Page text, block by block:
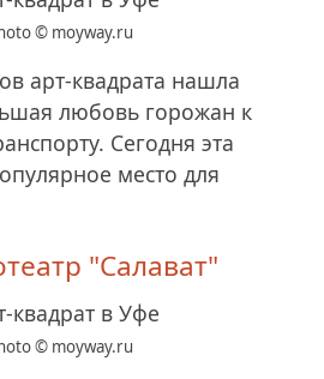
© moyway.ru
арт-квадрата нашла
любовь горожан к
Сегодня эта
место для
"Салават"
© moyway.ru